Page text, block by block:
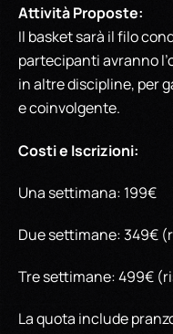
Attività Proposte:
Il basket sarà il filo
partecipanti avranno
in altre discipline, per
e coinvolgente.
Costi e Iscrizioni:
Una settimana: 199€
Due settimane: 349€
Tre settimane: 499€
La quota include